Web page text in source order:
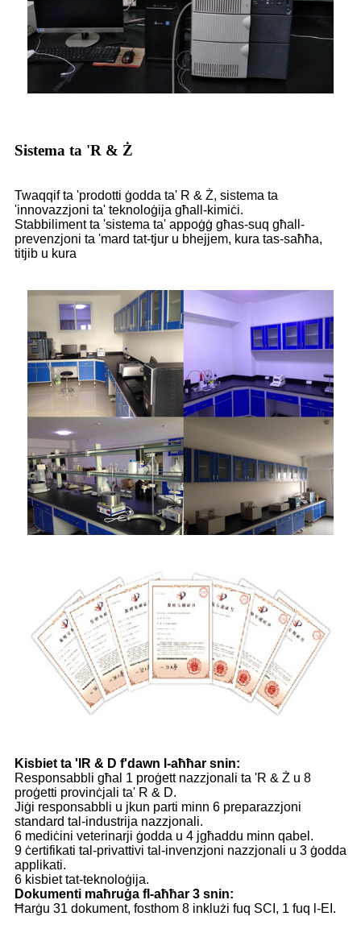
Sistema ta 'R & Ż
Twaqqif ta 'prodotti ġodda ta' R & Ż, sistema ta
'innovazzjoni ta' teknoloġija għall-kimiċi.
Stabbiliment ta 'sistema ta' appoġġ għas-suq għall-
prevenzjoni ta 'mard tat-tjur u bhejjem, kura tas-saħħa,
titjib u kura
Kisbiet ta 'lR & D f'dawn l-aħħar snin:
Responsabbli għal 1 proġett nazzjonali ta 'R & Ż u 8
proġetti provinċjali ta' R & D.
Jiġi responsabbli u jkun parti minn 6 preparazzjoni
standard tal-industrija nazzjonali.
6 mediċini veterinarji ġodda u 4 jgħaddu minn qabel.
9 ċertifikati tal-privattivi tal-invenzjoni nazzjonali u 3 ġodda
applikati.
6 kisbiet tat-teknoloġija.
Dokumenti maħruġa fl-aħħar 3 snin:
Ħarġu 31 dokument, fosthom 8 inklużi fuq SCI, 1 fuq l-EI.